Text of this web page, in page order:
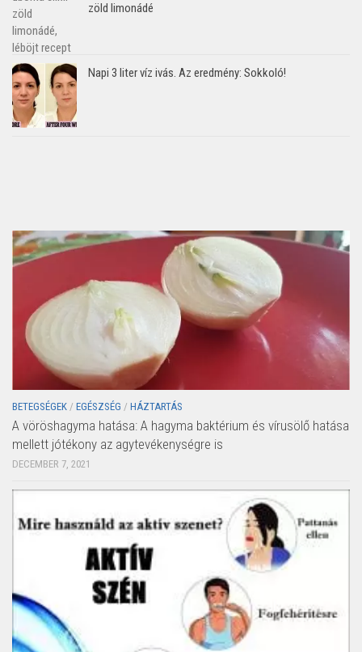
zöld limonádé
Napi 3 liter víz ivás. Az eredmény: Sokkoló!
BETEGSÉGEK / EGÉSZSÉG / HÁZTARTÁS
A vöröshagyma hatása: A hagyma baktérium és vírusölő hatása
mellett jótékony az agytevékenységre is
DECEMBER 7, 2021